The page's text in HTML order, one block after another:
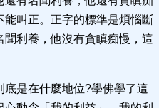
叫正。正字的標準是煩惱斷
利養，他沒有貪瞋痴慢，這
是在什麼地位?學佛學了這